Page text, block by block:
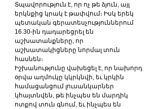
Տպավորություն է, որ ոչ թե ձյուն, այլ
երկնքից կրակ է թափվում։ Իսկ երեկ
պետական գերատեսչություններում
16.30-ին դադարեցրել են
աշխատանքները, որ
աշխատակիցները նորմալ տուն
հասնեն։
Իշխանությունը վախեցել է, որ նախորդ
օրվա աղմուկը կկրկնվի, եւ կրկին
համացանցում լուսանկարներ
կհայտնվեն, թե ինչպես են մարդիկ
ոտքով տուն գնում, եւ ինչպես են